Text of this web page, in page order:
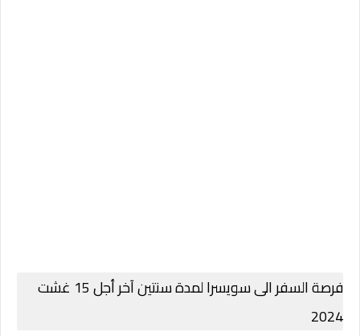
فرصة السفر الى سويسرا لمدة سنتين آخر أجل 15 غشت
2024